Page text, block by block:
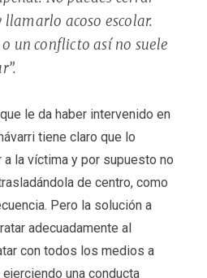
acoso escolar.
un conflicto así no suele
le da haber intervenido en
tiene claro que lo
la víctima y por supuesto no
de centro, como
Pero la solución a
adecuadamente al
con todos los medios a
una conducta